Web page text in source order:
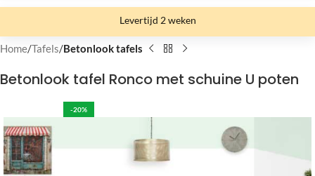
Levertijd 2 weken
Gratis verzending
Gratis afhalen
Home Tafels Betonlook tafels
Betonlook tafel Ronco met schuine U poten
-20%